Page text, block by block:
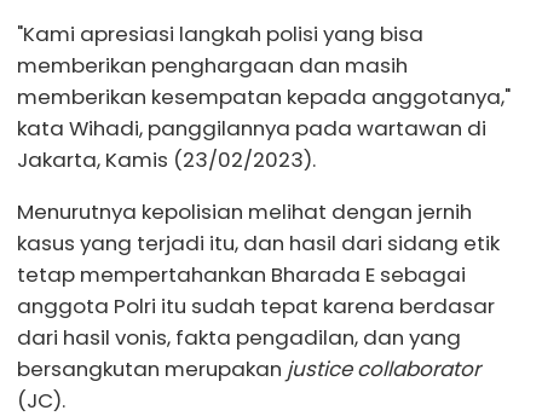
"Kami apresiasi langkah polisi yang bisa
memberikan penghargaan dan masih
memberikan kesempatan kepada anggotanya,"
kata Wihadi, panggilannya pada wartawan di
Jakarta, Kamis (23/02/2023).
Menurutnya kepolisian melihat dengan jernih
kasus yang terjadi itu, dan hasil dari sidang etik
tetap mempertahankan Bharada E sebagai
anggota Polri itu sudah tepat karena berdasar
dari hasil vonis, fakta pengadilan, dan yang
bersangkutan merupakan justice collaborator
(JC).